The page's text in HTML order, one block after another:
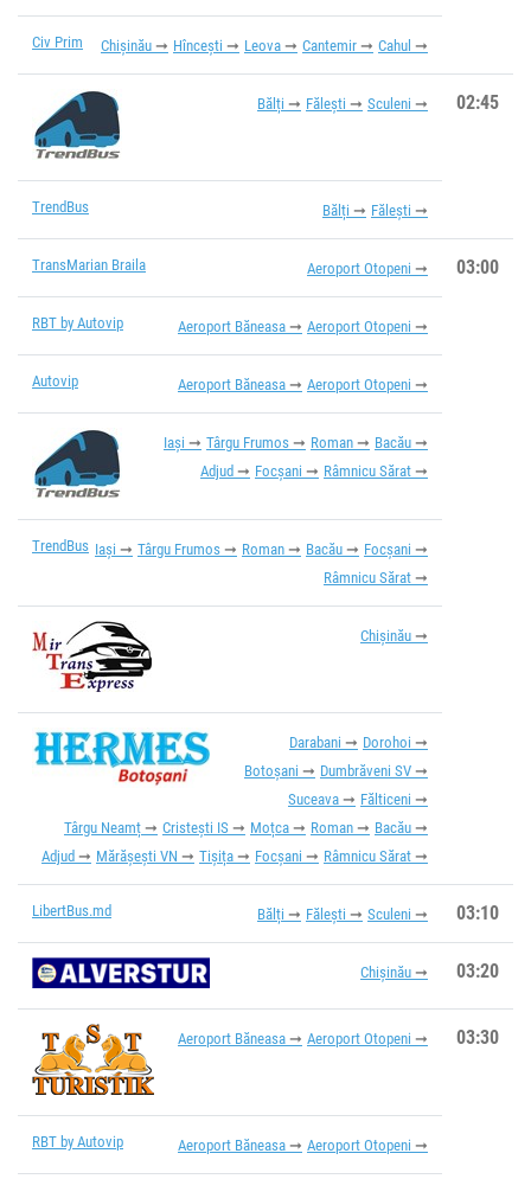
Civ Prim Chișinău Hîncești Leova Cantemir Cahul
Bălți Fălești Sculeni 02:45
TrendBus Bălți Fălești
TransMarian Braila Aeroport Otopeni 03:00
RBT by Autovip Aeroport Băneasa Aeroport Otopeni
Autovip Aeroport Băneasa Aeroport Otopeni
Iași Târgu Frumos Roman
Bacău
Adjud
Focșani Râmnicu Sărat
TrendBus Iași Târgu Frumos Roman Bacău
Focșani
Râmnicu Sărat
Chișinău
Darabani
Dorohoi
Botoșani
Dumbrăveni SV
Suceava
Fălticeni
Târgu Neamț
Cristești IS Moțca Roman
Bacău
Adjud
Mărășești VN Tișița Focșani Râmnicu Sărat
LibertBus.md Bălți Fălești Sculeni 03:10
Chișinău 03:20
Aeroport Băneasa Aeroport Otopeni 03:30
RBT by Autovip Aeroport Băneasa Aeroport Otopeni